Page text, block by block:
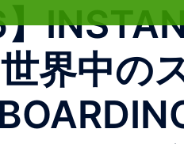
界中の